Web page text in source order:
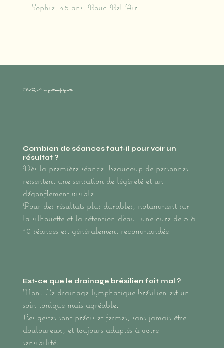
FAQ – Vos questions fréquentes
Combien de séances faut-il pour voir un
résultat ?
Dès la première séance, beaucoup de personnes
ressentent une sensation de légèreté et un
dégonflement visible.
Pour des résultats plus durables, notamment sur
la silhouette et la rétention d’eau, une cure de 5 à
10 séances est généralement recommandée.
Est-ce que le drainage brésilien fait mal ?
Non. Le drainage lymphatique brésilien est un
soin tonique mais agréable.
Les gestes sont précis et fermes, sans jamais être
douloureux, et toujours adaptés à votre
sensibilité.
— Sophie, 45 ans, Bouc-Bel-Air